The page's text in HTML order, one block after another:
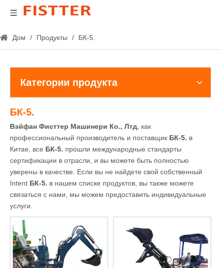
Дом / Продукты / БК-5.
Категории продукта
БК-5.
Вэйфан Фисттер Машинери Ко., Лтд. как
профессиональный производитель и поставщик БК-5. в
Китае, все БК-5. прошли международные стандарты
сертификации в отрасли, и вы можете быть полностью
уверены в качестве. Если вы не найдете свой собственный
Intent БК-5. в нашем списке продуктов, вы также можете
связаться с нами, мы можем предоставить индивидуальные
услуги.